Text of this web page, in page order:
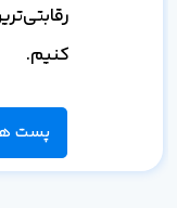
کنیم.
پست